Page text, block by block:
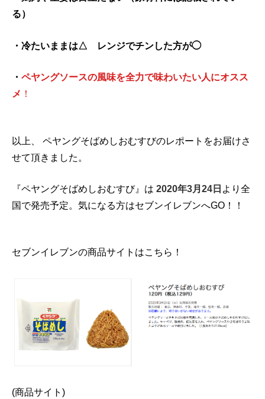
る）
・冷たいままは△ レンジでチンした方が◯
・ ペヤングソースの風味を全力で味わいたい人にオスス
メ ！
以上、 ペヤングそばめしおむすびのレポートをお届けさ
せて頂きました。
『ペヤングそばめしおむすび』は 2020年3月24日 より全
国で発売予定。気になる方はセブンイレブンへGO！！
セブンイレブンの商品サイトはこちら！
(商品サイト)